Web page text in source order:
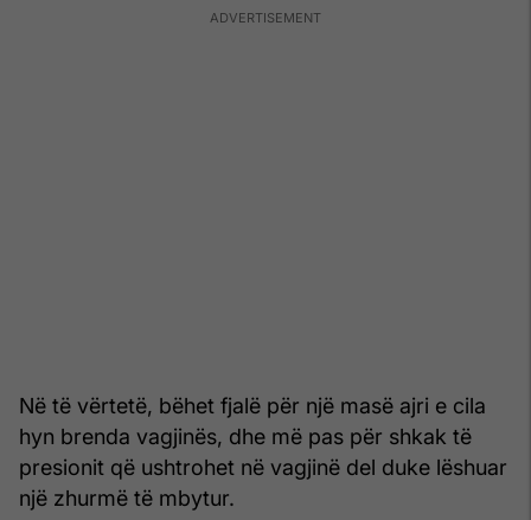
Në të vërtetë, bëhet fjalë për një masë ajri e cila
hyn brenda vagjinës, dhe më pas për shkak të
presionit që ushtrohet në vagjinë del duke lëshuar
një zhurmë të mbytur.